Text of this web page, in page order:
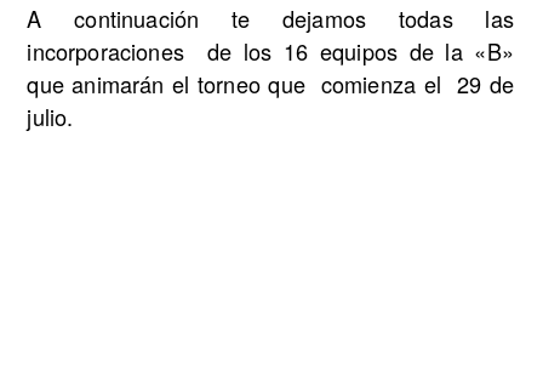
A continuación te dejamos todas las
incorporaciones de los 16 equipos de la «B»
que animarán el torneo que comienza el 29 de
julio.